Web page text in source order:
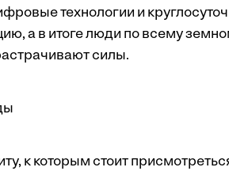
технологии и
а в итоге люди по всему
силы.
к которым стоит